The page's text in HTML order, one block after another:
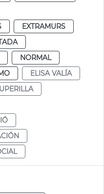
EXTRAMURS
NORMAL
ELISA VALÍA